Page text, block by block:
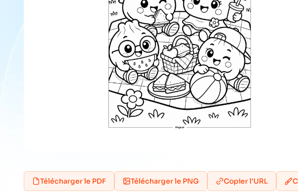
Télécharger le PDF Télécharger le PNG Copier l'URL